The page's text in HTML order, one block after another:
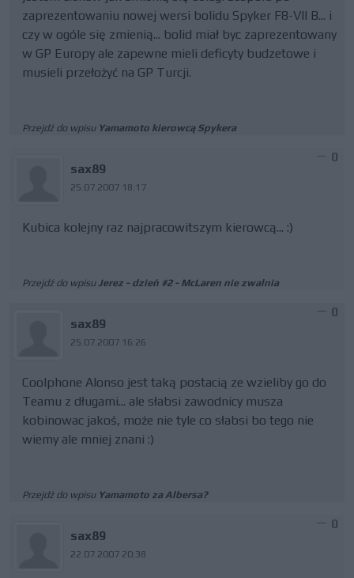
zaprezentowaniu nowej wersi bolidu Spyker F8-VII B... i
czy w ogóle się zmienią... bolid miał byc zaprezentowany
w GP Europy ale zapewne mieli deficyty budzetowe i
musieli przełożyć na GP Turcji.
Przejdź do wpisu Yamamoto kierowcą Spykera
sax89
25.07.2007 18:17
0
Kubica kolejny raz najpracowitszym kierowcą... :)
Przejdź do wpisuJerez - dzień #2 - McLaren nie zwalnia
sax89
25.07.2007 16:26
0
Coolphone Alonso jest taką postacią ze wzieliby go do
Teamu z długami... ale słabsi zawodnicy musza
kobinowac jakoś, może nie tyle co słabsi bo tego nie
wiemy ale mniej znani :)
Przejdź do wpisu Yamamoto za Albersa?
sax89
22.07.2007 20:38
0